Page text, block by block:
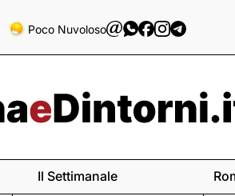
Poco Nuvoloso
Il Settimanale